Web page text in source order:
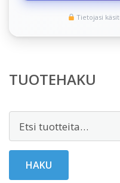
Tietojasi
TUOTEHAKU
HAKU